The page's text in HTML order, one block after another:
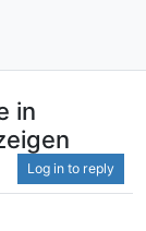
in
Log in to reply